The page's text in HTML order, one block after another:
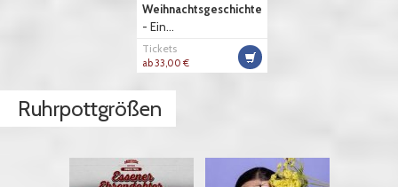
Weihnachtsgeschichte
- Ein...
Tickets
ab 33,00 €
Ruhrpottgrößen